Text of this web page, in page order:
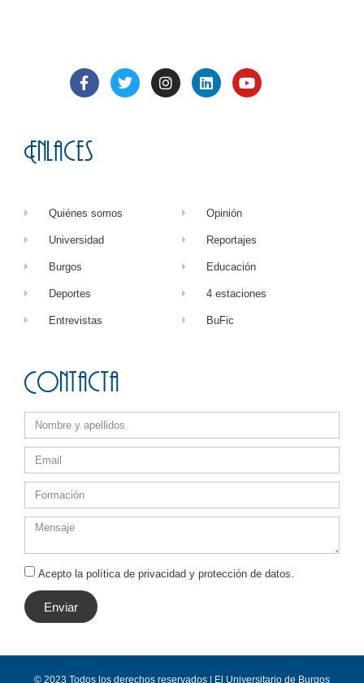
Enlaces
Quiénes somos
Universidad
Burgos
Deportes
Entrevistas
Opinión
Reportajes
Educación
4 estaciones
BuFic
Contacta
Acepto la política de privacidad y protección de datos.
Enviar
© 2023 Todos los derechos reservados | El Universitario de Burgos